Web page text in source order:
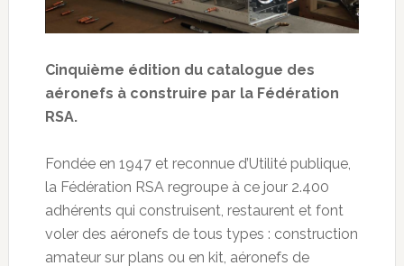
Cinquième édition du catalogue des
aéronefs à construire par la Fédération
RSA.
Fondée en 1947 et reconnue d’Utilité publique,
la Fédération RSA regroupe à ce jour 2.400
adhérents qui construisent, restaurent et font
voler des aéronefs de tous types : construction
amateur sur plans ou en kit, aéronefs de